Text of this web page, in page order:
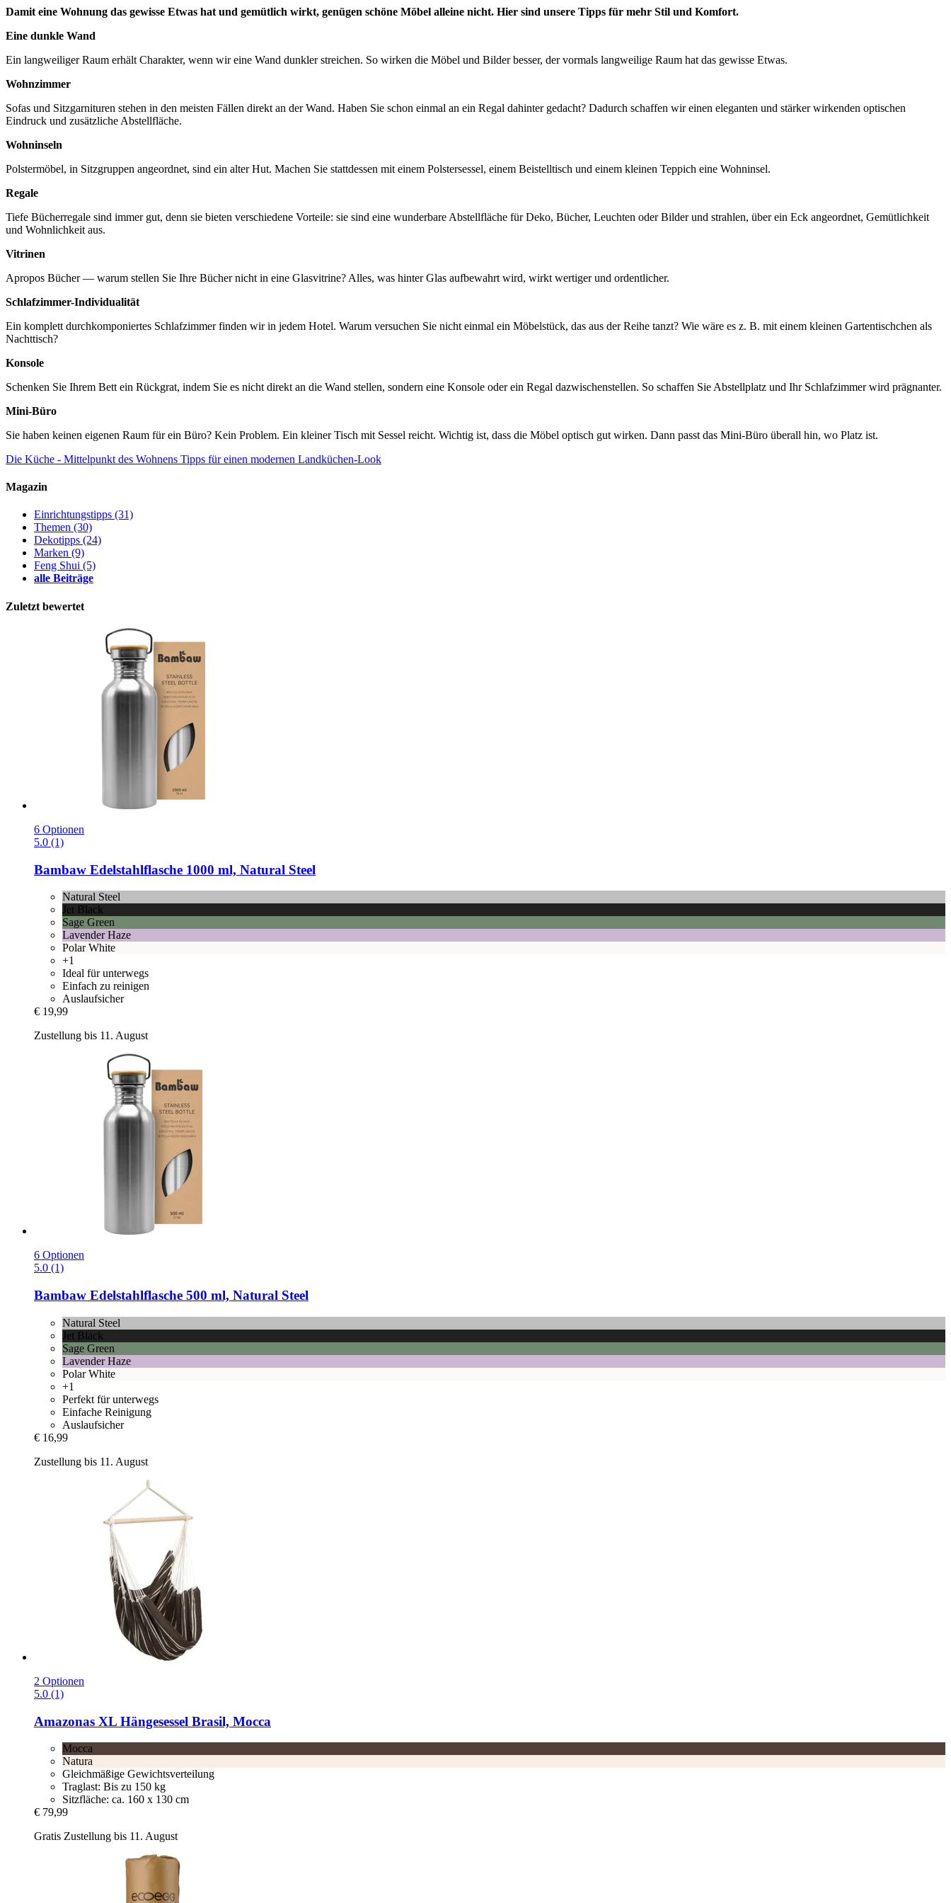
Damit eine Wohnung das gewisse Etwas hat und gemütlich wirkt, genügen schöne Möbel alleine nicht. Hier sind unsere Tipps für mehr Stil und Komfort.
Eine dunkle Wand
Ein langweiliger Raum erhält Charakter, wenn wir eine Wand dunkler streichen. So wirken die Möbel und Bilder besser, der vormals langweilige Raum hat das gewisse Etwas.
Wohnzimmer
Sofas und Sitzgarnituren stehen in den meisten Fällen direkt an der Wand. Haben Sie schon einmal an ein Regal dahinter gedacht? Dadurch schaffen wir einen eleganten und stärker wirkenden optischen
Eindruck und zusätzliche Abstellfläche.
Wohninseln
Polstermöbel, in Sitzgruppen angeordnet, sind ein alter Hut. Machen Sie stattdessen mit einem Polstersessel, einem Beistelltisch und einem kleinen Teppich eine Wohninsel.
Regale
Tiefe Bücherregale sind immer gut, denn sie bieten verschiedene Vorteile: sie sind eine wunderbare Abstellfläche für Deko, Bücher, Leuchten oder Bilder und strahlen, über ein Eck angeordnet, Gemütlichkeit
und Wohnlichkeit aus.
Vitrinen
Apropos Bücher — warum stellen Sie Ihre Bücher nicht in eine Glasvitrine? Alles, was hinter Glas aufbewahrt wird, wirkt wertiger und ordentlicher.
Schlafzimmer-Individualität
Ein komplett durchkomponiertes Schlafzimmer finden wir in jedem Hotel. Warum versuchen Sie nicht einmal ein Möbelstück, das aus der Reihe tanzt? Wie wäre es z. B. mit einem kleinen Gartentischchen als
Nachttisch?
Konsole
Schenken Sie Ihrem Bett ein Rückgrat, indem Sie es nicht direkt an die Wand stellen, sondern eine Konsole oder ein Regal dazwischenstellen. So schaffen Sie Abstellplatz und Ihr Schlafzimmer wird prägnanter.
Mini-Büro
Sie haben keinen eigenen Raum für ein Büro? Kein Problem. Ein kleiner Tisch mit Sessel reicht. Wichtig ist, dass die Möbel optisch gut wirken. Dann passt das Mini-Büro überall hin, wo Platz ist.
Die Küche - Mittelpunkt des Wohnens Tipps für einen modernen Landküchen-Look
Magazin
Einrichtungstipps (31)
Themen (30)
Dekotipps (24)
Marken (9)
Feng Shui (5)
alle Beiträge
Zuletzt bewertet
6 Optionen
5.0 (1)
Bambaw Edelstahlflasche 1000 ml, Natural Steel
Natural Steel
Jet Black
Sage Green
Lavender Haze
Polar White
+1
Ideal für unterwegs
Einfach zu reinigen
Auslaufsicher
€ 19,99
Zustellung bis 11. August
6 Optionen
5.0 (1)
Bambaw Edelstahlflasche 500 ml, Natural Steel
Natural Steel
Jet Black
Sage Green
Lavender Haze
Polar White
+1
Perfekt für unterwegs
Einfache Reinigung
Auslaufsicher
€ 16,99
Zustellung bis 11. August
2 Optionen
5.0 (1)
Amazonas XL Hängesessel Brasil, Mocca
Mocca
Natura
Gleichmäßige Gewichtsverteilung
Traglast: Bis zu 150 kg
Sitzfläche: ca. 160 x 130 cm
€ 79,99
Gratis Zustellung bis 11. August